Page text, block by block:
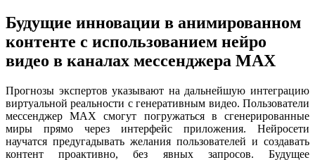
Будущие инновации в анимированном
контенте с использованием нейро
видео в каналах мессенджера MAX
Прогнозы экспертов указывают на дальнейшую интеграцию
виртуальной реальности с генеративным видео. Пользователи
мессенджер MAX смогут погружаться в сгенерированные
миры прямо через интерфейс приложения. Нейросети
научатся предугадывать желания пользователей и создавать
контент проактивно, без явных запросов. Будущее